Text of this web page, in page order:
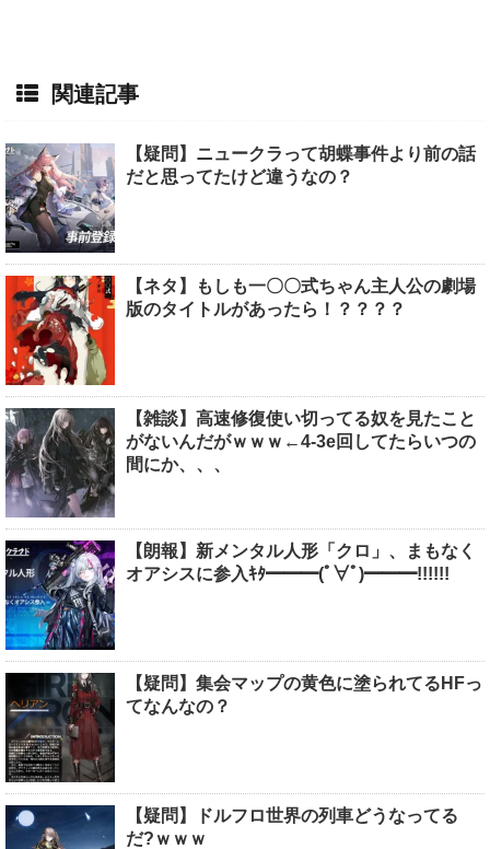
関連記事
【疑問】ニュークラって胡蝶事件より前の話
だと思ってたけど違うなの？
【ネタ】もしも一〇〇式ちゃん主人公の劇場
版のタイトルがあったら！？？？？
【雑談】高速修復使い切ってる奴を見たこと
がないんだがｗｗｗ←4-3e回してたらいつの
間にか、、、
【朗報】新メンタル人形「クロ」、まもなく
オアシスに参入ｷﾀ━━━(ﾟ∀ﾟ)━━━!!!!!!
【疑問】集会マップの黄色に塗られてるHFっ
てなんなの？
【疑問】ドルフロ世界の列車どうなってる
だ?ｗｗｗ